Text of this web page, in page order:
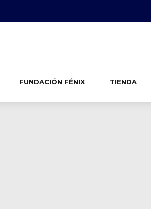
FUNDACIÓN FÉNIX TIENDA